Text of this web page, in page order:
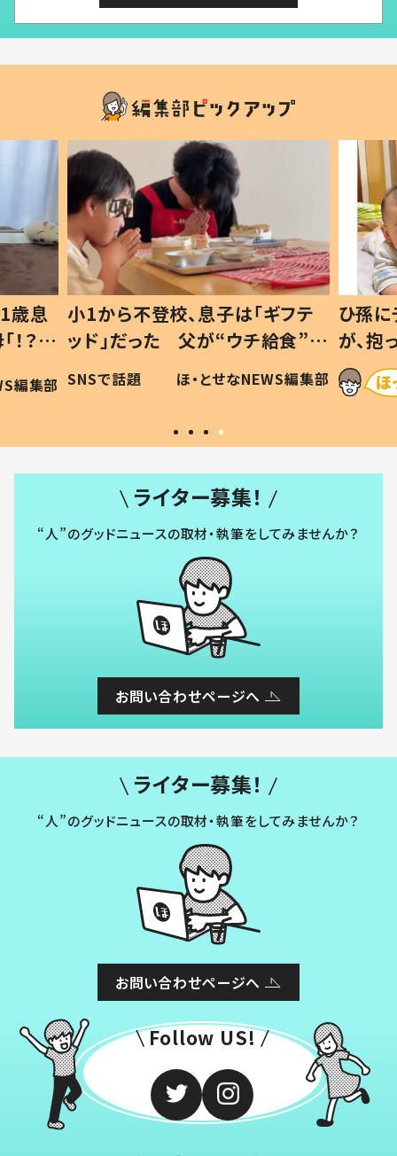
歳息
？」
編集部
小1から不登校、息子は「ギフテ
ッド」だった 父が“ウチ給食”を
作り続ける理由とは #令和の親
#令和の子
SNSで話題 ほ・とせなNEWS編集部
ひ孫
が、
「涙が
い」
ライター募集！
“人”のグッドニュースの取材・執筆をしてみませんか？
お問い合わせページへ
ライター募集！
“人”のグッドニュースの取材・執筆をしてみませんか？
お問い合わせページへ
Follow US!